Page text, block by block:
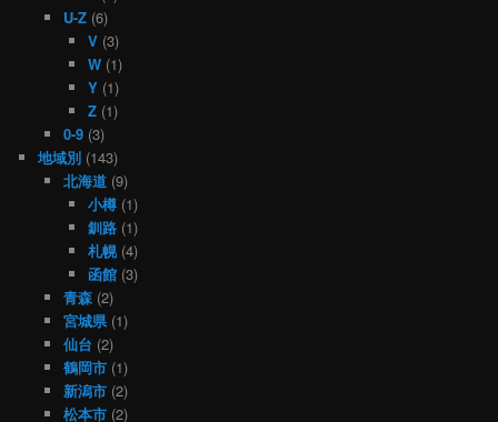
U-Z(6)
V (3)
W (1)
Y (1)
Z (1)
0-9(3)
地域別 (143)
北海道(9)
小樽 (1)
釧路 (1)
札幌(4)
函館 (3)
青森(2)
宮城県(1)
仙台 (2)
鶴岡市(1)
新潟市(2)
松本市(2)